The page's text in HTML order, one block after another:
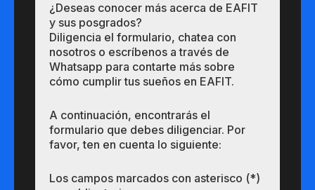
¿Des​eas​ ​​conocer m​​ás a​cerca de ​EAFIT
y sus ​posgrados?​
Diligencia el formulario, chatea con
nosotros o escríbenos a través de
Whatsapp para contarte más sobre
cómo cumplir tus sueños en EAFIT.
A continuación, encontrarás el
formulario que debes diligenciar. Por
favor, ten en cuenta lo siguiente:
Los campos marcados con asterisco (*)